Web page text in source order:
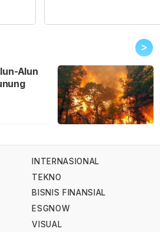
>
Alun
INTERNASIONAL
TEKNO
BISNIS FINANSIAL
ESGNOW
VISUAL